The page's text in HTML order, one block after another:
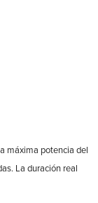
máxima potencia del
La duración real